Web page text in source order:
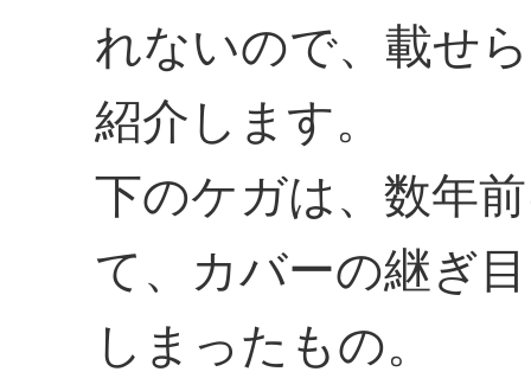
れないので、載せ
紹介します。
下のケガは、数年
て、カバーの継ぎ
しまったもの。